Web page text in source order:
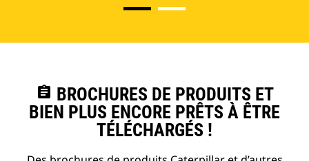
assignment BROCHURES DE PRODUITS ET
BIEN PLUS ENCORE PRÊTS À ÊTRE
TÉLÉCHARGÉS !